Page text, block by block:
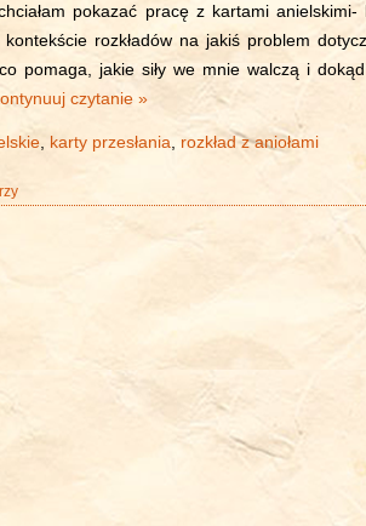
pokazać pracę z kartami anielskimi-
kontekście rozkładów na jakiś problem
pomaga, jakie siły we mnie walczą i
czytanie »
karty przesłania rozkład z aniołami